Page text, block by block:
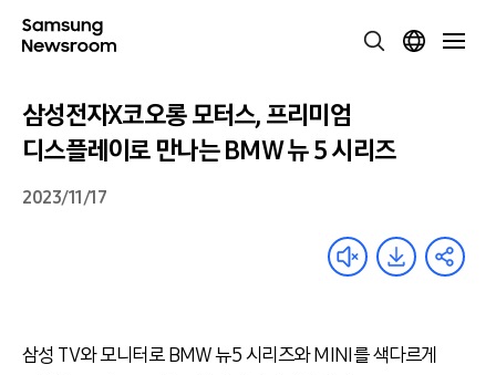
삼성전자X코오롱 모터스, 프리미엄
디스플레이로 만나는 BMW 뉴 5 시리즈
2023/11/17
삼성 TV와 모니터로 BMW 뉴5 시리즈와 MINI를 색다르게